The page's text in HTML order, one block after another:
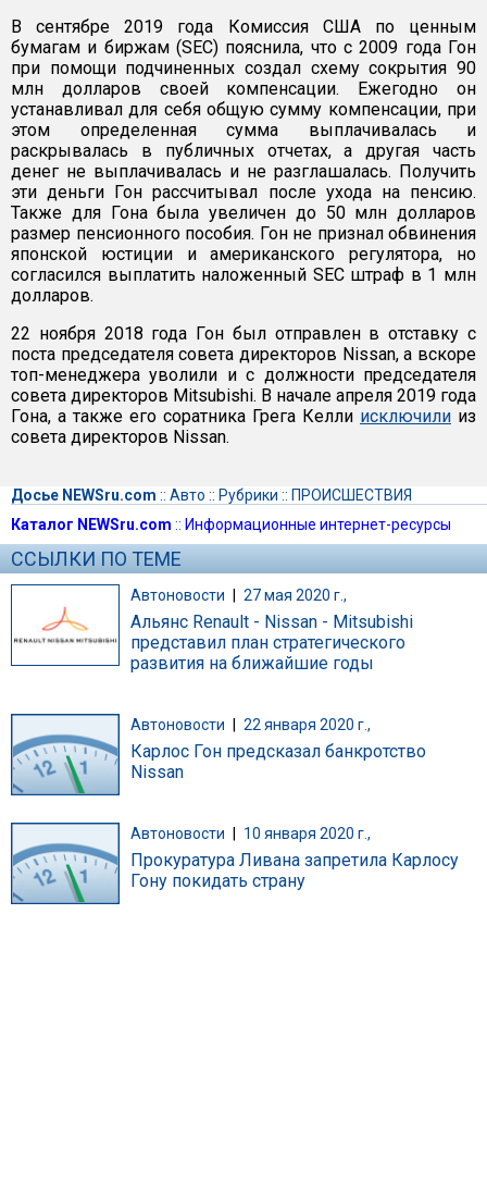
В сентябре 2019 года Комиссия США по ценным
бумагам и биржам (SEC) пояснила, что с 2009 года Гон
при помощи подчиненных создал схему сокрытия 90
млн долларов своей компенсации. Ежегодно он
устанавливал для себя общую сумму компенсации, при
этом определенная сумма выплачивалась и
раскрывалась в публичных отчетах, а другая часть
денег не выплачивалась и не разглашалась. Получить
эти деньги Гон рассчитывал после ухода на пенсию.
Также для Гона была увеличен до 50 млн долларов
размер пенсионного пособия. Гон не признал обвинения
японской юстиции и американского регулятора, но
согласился выплатить наложенный SEC штраф в 1 млн
долларов.
22 ноября 2018 года Гон был отправлен в отставку с
поста председателя совета директоров Nissan, а вскоре
топ-менеджера уволили и с должности председателя
совета директоров Mitsubishi. В начале апреля 2019 года
Гона, а также его соратника Грега Келли исключили из
совета директоров Nissan.
Досье NEWSru.com :: Авто :: Рубрики :: ПРОИСШЕСТВИЯ
Каталог NEWSru.com :: Информационные интернет-ресурсы
ССЫЛКИ ПО ТЕМЕ
Автоновости | 27 мая 2020 г.,
Альянс Renault - Nissan - Mitsubishi
представил план стратегического
развития на ближайшие годы
Автоновости 22 января 2020 г.,
Карлос Гон предсказал банкротство
Nissan
Автоновости 10 января 2020 г.,
Прокуратура Ливана запретила Карлосу
Гону покидать страну